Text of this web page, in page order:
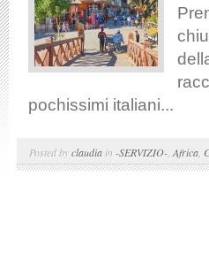
pochissimi italiani...
Posted byclaudia in -SERVIZIO- Africa